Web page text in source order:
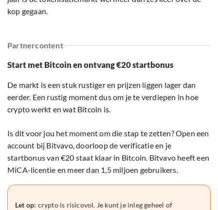
kop gegaan.
Partnercontent
Start met Bitcoin en ontvang €20 startbonus
De markt is een stuk rustiger en prijzen liggen lager dan
eerder. Een rustig moment dus om je te verdiepen in hoe
crypto werkt en wat Bitcoin is.
Is dit voor jou het moment om die stap te zetten? Open een
account bij Bitvavo, doorloop de verificatie en je
startbonus van €20 staat klaar in Bitcoin. Bitvavo heeft een
MiCA-licentie en meer dan 1,5 miljoen gebruikers.
Let op: crypto is risicovol. Je kunt je inleg geheel of